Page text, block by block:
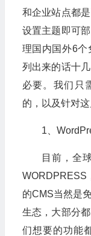
和企业站点都
设置主题即可
理国内国外6个
列出来的话十
必要。我们只
的，以及针对
1、
目前，全
WORDPRESS
的CMS当然是
生态，大部分
们想要的功能